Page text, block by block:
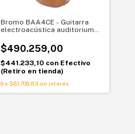
Bromo BAA4CE - Guitarra
electroacústica auditorium
$490.259,00
$441.233,10 con Efectivo
(Retiro en tienda)
6 x $81.709,83 sin interés